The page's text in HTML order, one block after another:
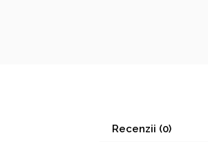
Recenzii (0)